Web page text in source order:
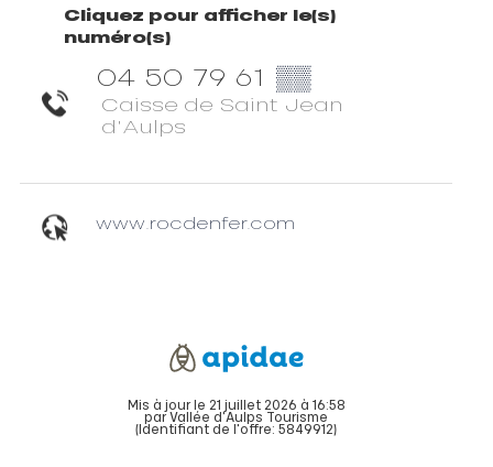
Cliquez pour afficher le(s)
numéro(s)
04 50 79 61 ▒▒
Caisse de Saint Jean
d'Aulps
www.rocdenfer.com
Mis à jour le 21 juillet 2026 à 16:58
par Vallée d'Aulps Tourisme
(Identifiant de l'offre: 5849912)